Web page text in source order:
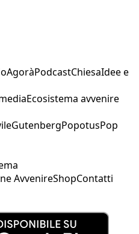
AgoràPodcastChiesaIdee e
Ecosistema avvenire
GutenbergPopotusPop
AvvenireShopContatti